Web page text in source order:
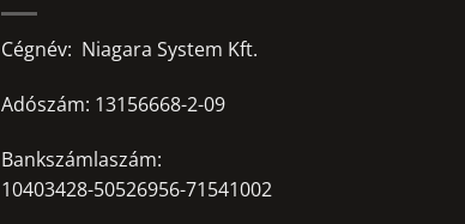
Cégnév: Niagara System Kft.
Adószám: 13156668-2-09
Bankszámlaszám:
10403428-50526956-71541002